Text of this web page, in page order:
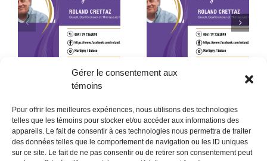
Gérer le consentement aux
témoins
Pour offrir les meilleures expériences, nous utilisons des technologies
telles que les témoins pour stocker et/ou accéder aux informations des
appareils. Le fait de consentir à ces technologies nous permettra de traiter
des données telles que le comportement de navigation ou les ID uniques
sur ce site. Le fait de ne pas consentir ou de retirer son consentement peut
L’ouverture de soi : le
voyage le plus
important de notre vie
La foi : cette force
invisible qui
transforme une vie
POLITIQUE CONFIDENTIALITÉES